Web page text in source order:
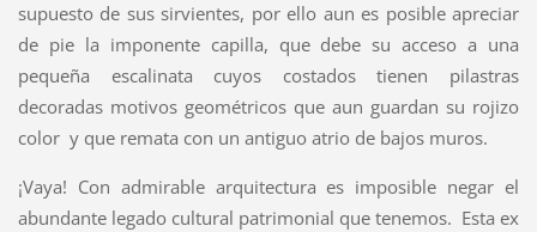
supuesto de sus sirvientes, por ello aun es posible apreciar
de pie la imponente capilla, que debe su acceso a una
pequeña escalinata cuyos costados tienen pilastras
decoradas motivos geométricos que aun guardan su rojizo
color y que remata con un antiguo atrio de bajos muros.
¡Vaya! Con admirable arquitectura es imposible negar el
abundante legado cultural patrimonial que tenemos. Esta ex